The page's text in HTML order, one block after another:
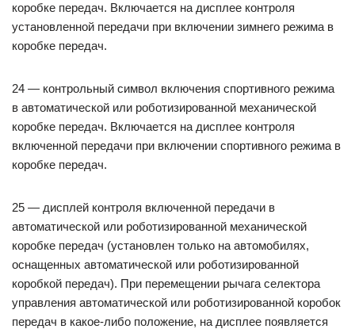
коробке передач. Включается на дисплее контроля
установленной передачи при включении зимнего режима в
коробке передач.
24 — контрольный символ включения спортивного режима
в автоматической или роботизированной механической
коробке передач. Включается на дисплее контроля
включенной передачи при включении спортивного режима в
коробке передач.
25 — дисплей контроля включенной передачи в
автоматической или роботизированной механической
коробке передач (установлен только на автомобилях,
оснащенных автоматической или роботизированной
коробкой передач). При перемещении рычага селектора
управления автоматической или роботизированной коробок
передач в какое-либо положение, на дисплее появляется